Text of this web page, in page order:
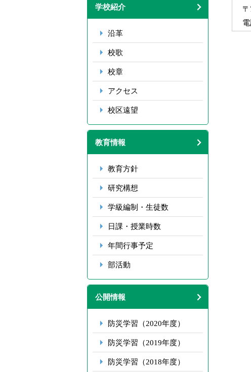
学校紹介
沿革
校歌
校章
アクセス
校区遠望
教育情報
教育方針
研究構想
学級編制・生徒数
日課・授業時数
年間行事予定
部活動
公開情報
防災学習（2020年度）
防災学習（2019年度）
防災学習（2018年度）